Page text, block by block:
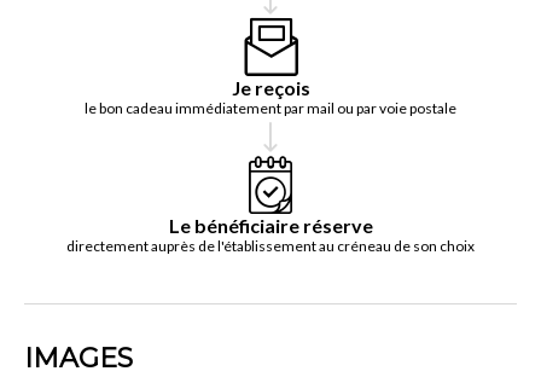
Je reçois
le bon cadeau immédiatement par mail ou par voie postale
Le bénéficiaire réserve
directement auprès de l'établissement au créneau de son choix
IMAGES